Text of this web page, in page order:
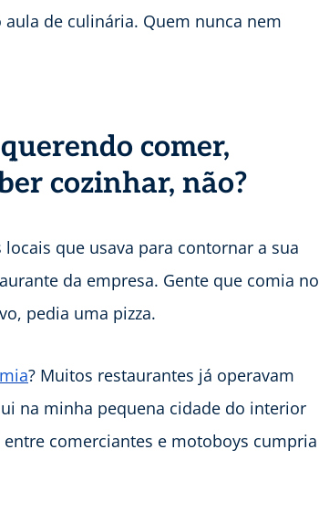
de culinária. Quem nunca nem
comer,
cozinhar, não?
que usava para contornar a sua
da empresa. Gente que comia no
pedia uma pizza.
? Muitos restaurantes já operavam
na minha pequena cidade do interior
comerciantes e motoboys cumpria